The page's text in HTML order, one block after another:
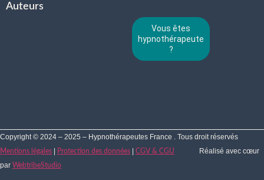
Auteurs
Vous êtes
hypnothérapeute
?
Copyright © 2024 – 2025 – Hypnothérapeutes France . Tous droit réservés
Mentions légales | Protection des données | CGV & CGU
Réalisé avec cœur
par WebtribeStudio